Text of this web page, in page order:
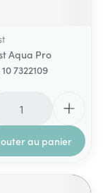
Aqua Pro
7322109
au panier